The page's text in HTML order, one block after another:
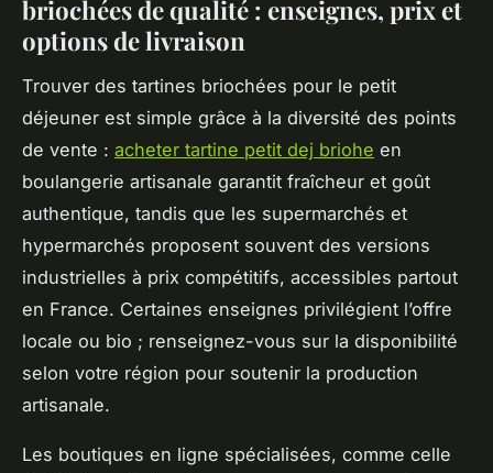
briochées de qualité : enseignes, prix et
options de livraison
Trouver des tartines briochées pour le petit
déjeuner est simple grâce à la diversité des points
de vente : acheter tartine petit dej briohe en
boulangerie artisanale garantit fraîcheur et goût
authentique, tandis que les supermarchés et
hypermarchés proposent souvent des versions
industrielles à prix compétitifs, accessibles partout
en France. Certaines enseignes privilégient l’offre
locale ou bio ; renseignez-vous sur la disponibilité
selon votre région pour soutenir la production
artisanale.
Les boutiques en ligne spécialisées, comme celle